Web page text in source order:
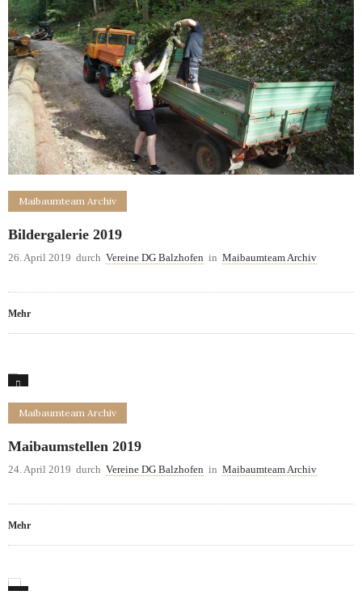
Maibaumteam Archiv
Bildergalerie 2019
26. April 2019 durch Vereine DG Balzhofen in Maibaumteam Archiv
Mehr
0
Maibaumteam Archiv
Maibaumstellen 2019
24. April 2019 durch Vereine DG Balzhofen in Maibaumteam Archiv
Mehr